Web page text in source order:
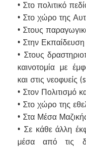
• Στο πολιτικό
• Στο χώρο της
• Στους
• Στην Εκπαίδευση
• Στους
καινοτομία με
και στις νεοφυείς
• Στον Πολιτισμό
• Στο χώρο της
• Στα Μέσα
• Σε κάθε άλλη
μέσα από τις